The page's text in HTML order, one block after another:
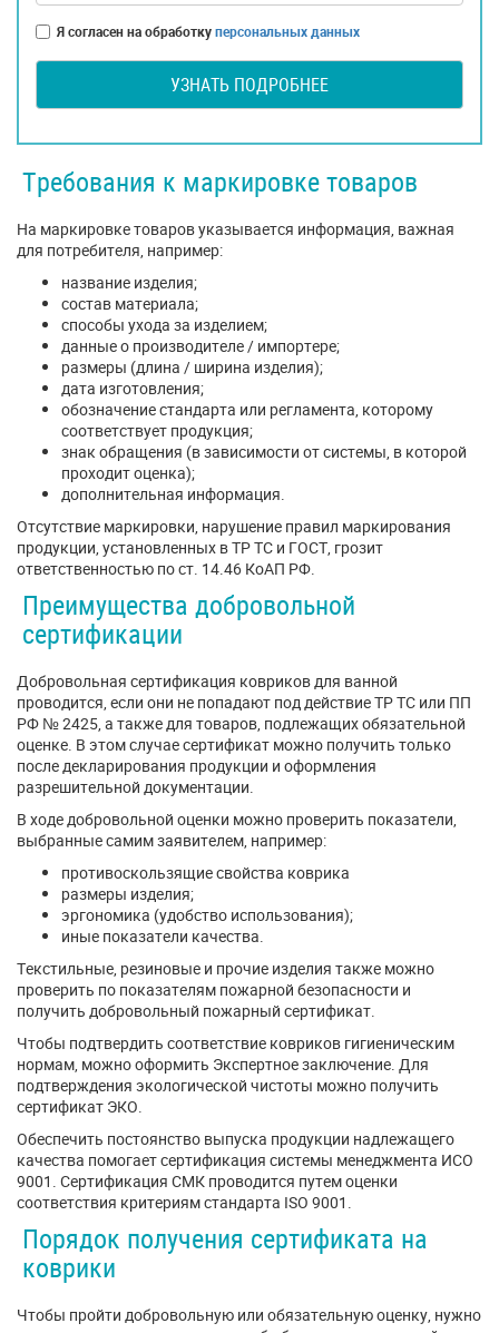
Я согласен на обработкуперсональных данных
УЗНАТЬ ПОДРОБНЕЕ
Требования к маркировке товаров
На маркировке товаров указывается информация, важная
для потребителя, например:
название изделия;
состав материала;
способы ухода за изделием;
данные о производителе / импортере;
размеры (длина / ширина изделия);
дата изготовления;
обозначение стандарта или регламента, которому
соответствует продукция;
знак обращения (в зависимости от системы, в которой
проходит оценка);
дополнительная информация.
Отсутствие маркировки, нарушение правил маркирования
продукции, установленных в ТР ТС и ГОСТ, грозит
ответственностью по ст. 14.46 КоАП РФ.
Преимущества добровольной
сертификации
Добровольная сертификация ковриков для ванной
проводится, если они не попадают под действие ТР ТС или ПП
РФ № 2425, а также для товаров, подлежащих обязательной
оценке. В этом случае сертификат можно получить только
после декларирования продукции и оформления
разрешительной документации.
В ходе добровольной оценки можно проверить показатели,
выбранные самим заявителем, например:
противоскользящие свойства коврика
размеры изделия;
эргономика (удобство использования);
иные показатели качества.
Текстильные, резиновые и прочие изделия также можно
проверить по показателям пожарной безопасности и
получить добровольный пожарный сертификат.
Чтобы подтвердить соответствие ковриков гигиеническим
нормам, можно оформить Экспертное заключение. Для
подтверждения экологической чистоты можно получить
сертификат ЭКО.
Обеспечить постоянство выпуска продукции надлежащего
качества помогает сертификация системы менеджмента ИСО
9001. Сертификация СМК проводится путем оценки
соответствия критериям стандарта ISO 9001.
Порядок получения сертификата на
коврики
Чтобы пройти добровольную или обязательную оценку, нужно